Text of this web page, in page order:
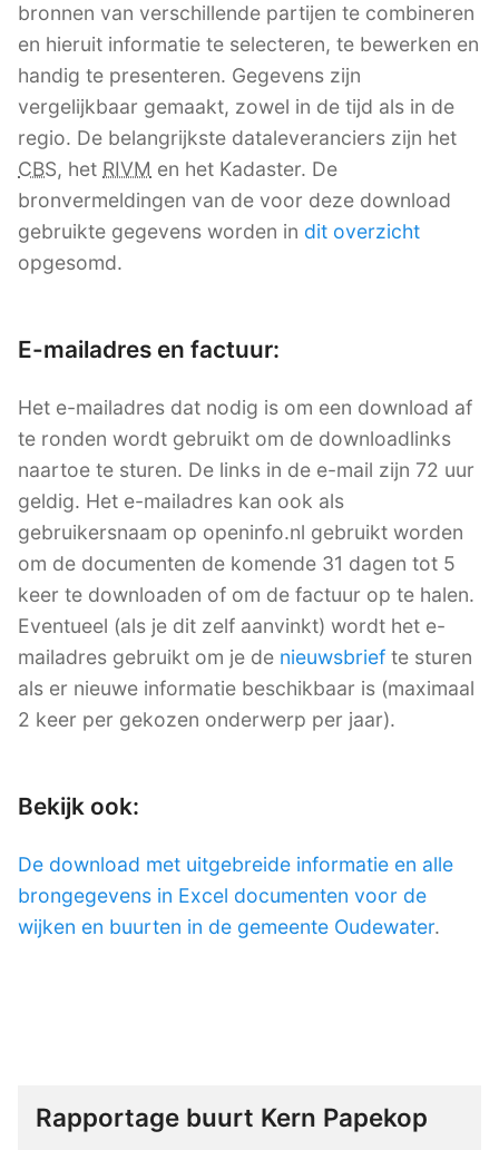
bronnen van verschillende partijen te combineren
en hieruit informatie te selecteren, te bewerken en
handig te presenteren. Gegevens zijn
vergelijkbaar gemaakt, zowel in de tijd als in de
regio. De belangrijkste dataleveranciers zijn het
CBS, het RIVM en het Kadaster. De
bronvermeldingen van de voor deze download
gebruikte gegevens worden in dit overzicht
opgesomd.
E-mailadres en factuur:
Het e-mailadres dat nodig is om een download af
te ronden wordt gebruikt om de downloadlinks
naartoe te sturen. De links in de e-mail zijn 72 uur
geldig. Het e-mailadres kan ook als
gebruikersnaam op openinfo.nl gebruikt worden
om de documenten de komende 31 dagen tot 5
keer te downloaden of om de factuur op te halen.
Eventueel (als je dit zelf aanvinkt) wordt het e-
mailadres gebruikt om je de nieuwsbrief te sturen
als er nieuwe informatie beschikbaar is (maximaal
2 keer per gekozen onderwerp per jaar).
Bekijk ook:
De download met uitgebreide informatie en alle
brongegevens in Excel documenten voor de
wijken en buurten in de gemeente Oudewater.
Rapportage buurt Kern Papekop